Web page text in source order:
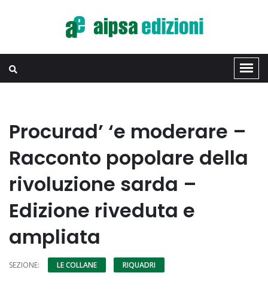
Procurad’ ‘e moderare –
Racconto popolare della
rivoluzione sarda –
Edizione riveduta e
ampliata
SEZIONE: LE COLLANE RIQUADRI